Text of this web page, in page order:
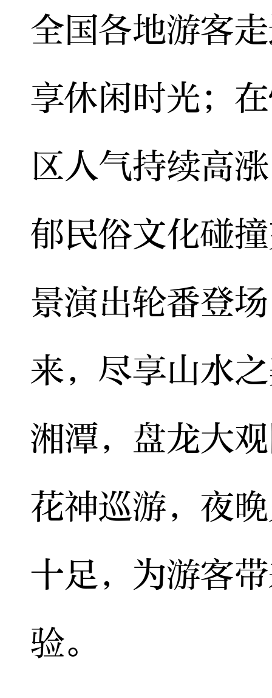
全国各地游客
享休闲时光；
区人气持续高
郁民俗文化碰
景演出轮番登
来，尽享山水
湘潭，盘龙大
花神巡游，夜
十足，为游客
验。